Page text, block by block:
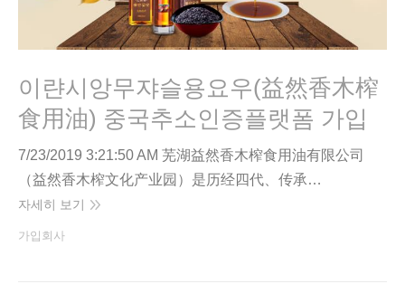
이랸시앙무쟈슬용요우(益然香木榨
食用油) 중국추소인증플랫폼 가입
7/23/2019 3:21:50 AM 芜湖益然香木榨食用油有限公司
（益然香木榨文化产业园）是历经四代、传承…
자세히 보기
가입회사